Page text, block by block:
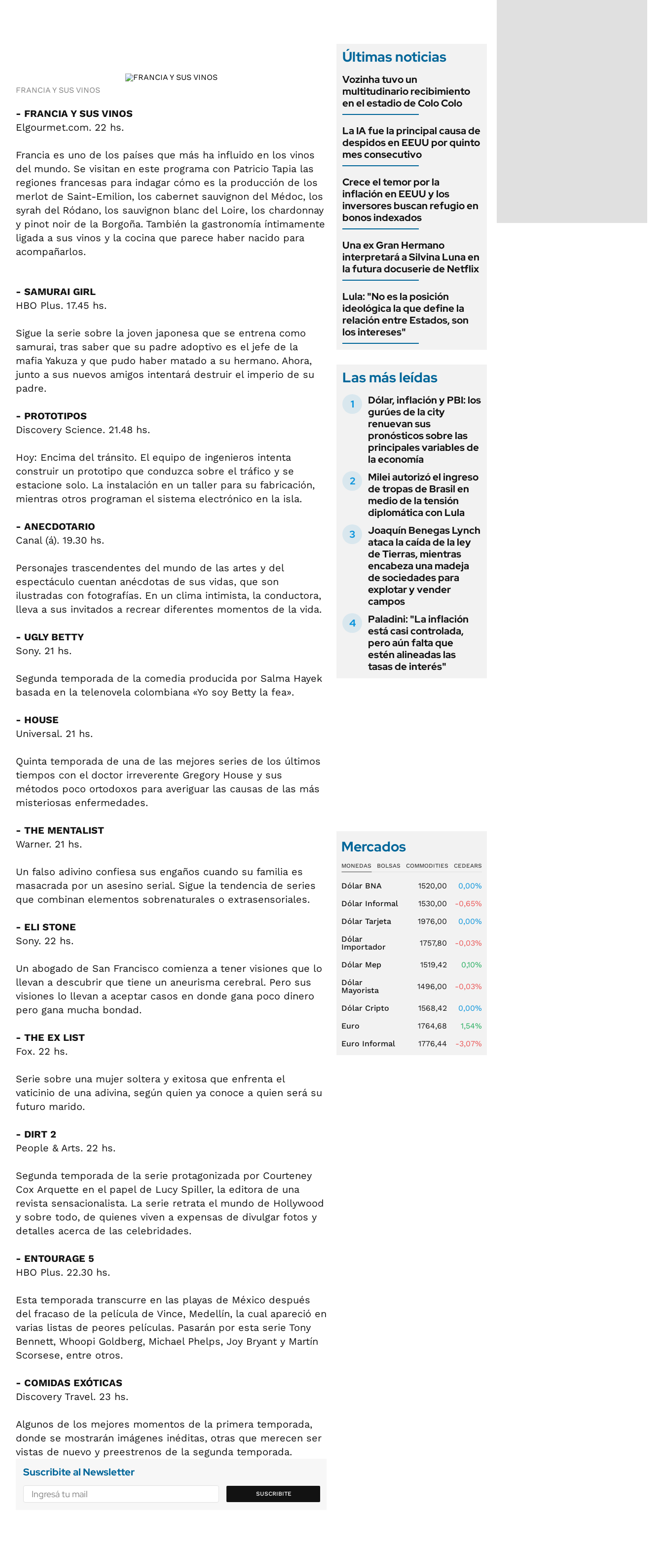
FRANCIA Y SUS VINOS
- FRANCIA Y SUS VINOS
Elgourmet.com. 22 hs.
Francia es uno de los países que más ha influido en los vinos
del mundo. Se visitan en este programa con Patricio Tapia las
regiones francesas para indagar cómo es la producción de los
merlot de Saint-Emilion, los cabernet sauvignon del Médoc, los
syrah del Ródano, los sauvignon blanc del Loire, los chardonnay
y pinot noir de la Borgoña. También la gastronomía íntimamente
ligada a sus vinos y la cocina que parece haber nacido para
acompañarlos.
- SAMURAI GIRL
HBO Plus. 17.45 hs.
Sigue la serie sobre la joven japonesa que se entrena como
samurai, tras saber que su padre adoptivo es el jefe de la
mafia Yakuza y que pudo haber matado a su hermano. Ahora,
junto a sus nuevos amigos intentará destruir el imperio de su
padre.
- PROTOTIPOS
Discovery Science. 21.48 hs.
Hoy: Encima del tránsito. El equipo de ingenieros intenta
construir un prototipo que conduzca sobre el tráfico y se
estacione solo. La instalación en un taller para su fabricación,
mientras otros programan el sistema electrónico en la isla.
- ANECDOTARIO
Canal (á). 19.30 hs.
Personajes trascendentes del mundo de las artes y del
espectáculo cuentan anécdotas de sus vidas, que son
ilustradas con fotografías. En un clima intimista, la conductora,
lleva a sus invitados a recrear diferentes momentos de la vida.
- UGLY BETTY
Sony. 21 hs.
Segunda temporada de la comedia producida por Salma Hayek
basada en la telenovela colombiana «Yo soy Betty la fea».
- HOUSE
Universal. 21 hs.
Quinta temporada de una de las mejores series de los últimos
tiempos con el doctor irreverente Gregory House y sus
métodos poco ortodoxos para averiguar las causas de las más
misteriosas enfermedades.
- THE MENTALIST
Warner. 21 hs.
Un falso adivino confiesa sus engaños cuando su familia es
masacrada por un asesino serial. Sigue la tendencia de series
que combinan elementos sobrenaturales o extrasensoriales.
- ELI STONE
Sony. 22 hs.
Un abogado de San Francisco comienza a tener visiones que lo
llevan a descubrir que tiene un aneurisma cerebral. Pero sus
visiones lo llevan a aceptar casos en donde gana poco dinero
pero gana mucha bondad.
- THE EX LIST
Fox. 22 hs.
Serie sobre una mujer soltera y exitosa que enfrenta el
vaticinio de una adivina, según quien ya conoce a quien será su
futuro marido.
- DIRT 2
People & Arts. 22 hs.
Segunda temporada de la serie protagonizada por Courteney
Cox Arquette en el papel de Lucy Spiller, la editora de una
revista sensacionalista. La serie retrata el mundo de Hollywood
y sobre todo, de quienes viven a expensas de divulgar fotos y
detalles acerca de las celebridades.
- ENTOURAGE 5
HBO Plus. 22.30 hs.
Esta temporada transcurre en las playas de México después
del fracaso de la película de Vince, Medellín, la cual apareció en
varias listas de peores películas. Pasarán por esta serie Tony
Bennett, Whoopi Goldberg, Michael Phelps, Joy Bryant y Martín
Scorsese, entre otros.
- COMIDAS EXÓTICAS
Discovery Travel. 23 hs.
Algunos de los mejores momentos de la primera temporada,
donde se mostrarán imágenes inéditas, otras que merecen ser
vistas de nuevo y preestrenos de la segunda temporada.
Suscribite al Newsletter
SUSCRIBITE
Últimas noticias
Vozinha tuvo un
multitudinario recibimiento
en el estadio de Colo Colo
La IA fue la principal causa de
despidos en EEUU por quinto
mes consecutivo
Crece el temor por la
inflación en EEUU y los
inversores buscan refugio en
bonos indexados
Una ex Gran Hermano
interpretará a Silvina Luna en
la futura docuserie de Netflix
Lula: "No es la posición
ideológica la que define la
relación entre Estados, son
los intereses"
Las más leídas
Dólar, inflación y PBI: los
gurúes de la city
renuevan sus
pronósticos sobre las
principales variables de
la economía
Milei autorizó el ingreso
de tropas de Brasil en
medio de la tensión
diplomática con Lula
Joaquín Benegas Lynch
ataca la caída de la ley
de Tierras, mientras
encabeza una madeja
de sociedades para
explotar y vender
campos
Paladini: "La inflación
está casi controlada,
pero aún falta que
estén alineadas las
tasas de interés"
Mercados
MONEDAS BOLSAS COMMODITIES CEDEARS
Dólar BNA 1520,00
0,00%
Dólar Informal
1530,00
-0,65%
Dólar Tarjeta
1976,00
0,00%
Dólar
Importador
1757,80 -0,03%
Dólar Mep 1519,42
0,10%
Dólar
Mayorista
1496,00 -0,03%
Dólar Cripto 1568,42
0,00%
Euro
1764,68
1,54%
Euro Informal
1776,44 -3,07%